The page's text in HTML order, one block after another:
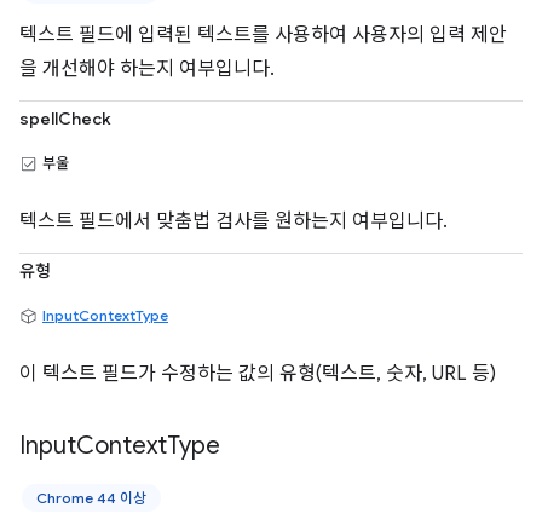
텍스트 필드에 입력된 텍스트를 사용하여 사용자의 입력 제안
을 개선해야 하는지 여부입니다.
spellCheck
부울
텍스트 필드에서 맞춤법 검사를 원하는지 여부입니다.
유형
InputContextType
이 텍스트 필드가 수정하는 값의 유형(텍스트, 숫자, URL 등)
InputContextType
Chrome 44 이상